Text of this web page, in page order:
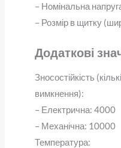
– Номінальна
– Розмір в щитку
Додаткові
Зносостійкість
вимкнення):
– Електрична: 4000
– Механічна: 10000
Температура: